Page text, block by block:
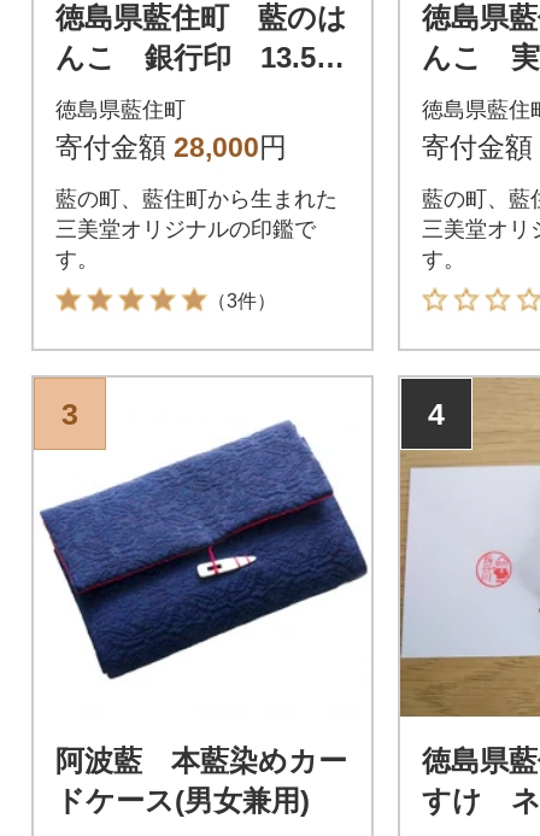
徳島県藍住町 藍のは
んこ 銀行印 13.5m
m
徳島県藍住町
寄付金額 28,000円
藍の町、藍住町から生まれた
三美堂オリジナルの印鑑で
す。
（3件）
徳島県
んこ
徳島県藍住
寄付金額
藍の町、藍
三美堂オリ
す。
3
阿波藍 本藍染めカー
ドケース(男女兼用)
4
徳島県
すけ ネ